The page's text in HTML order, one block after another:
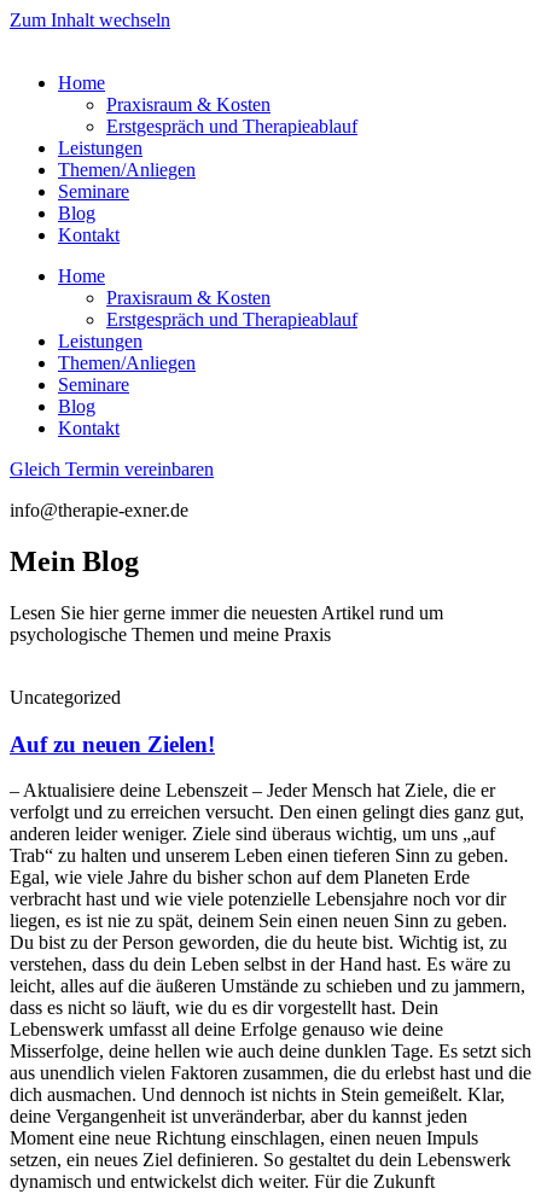
Zum Inhalt wechseln
Home
Praxisraum & Kosten
Erstgespräch und Therapieablauf
Leistungen
Themen/Anliegen
Seminare
Blog
Kontakt
Home
Praxisraum & Kosten
Erstgespräch und Therapieablauf
Leistungen
Themen/Anliegen
Seminare
Blog
Kontakt
Gleich Termin vereinbaren
info@therapie-exner.de
Mein Blog
Lesen Sie hier gerne immer die neuesten Artikel rund um
psychologische Themen und meine Praxis
Uncategorized
Auf zu neuen Zielen!
– Aktualisiere deine Lebenszeit – Jeder Mensch hat Ziele, die er
verfolgt und zu erreichen versucht. Den einen gelingt dies ganz gut,
anderen leider weniger. Ziele sind überaus wichtig, um uns „auf
Trab“ zu halten und unserem Leben einen tieferen Sinn zu geben.
Egal, wie viele Jahre du bisher schon auf dem Planeten Erde
verbracht hast und wie viele potenzielle Lebensjahre noch vor dir
liegen, es ist nie zu spät, deinem Sein einen neuen Sinn zu geben.
Du bist zu der Person geworden, die du heute bist. Wichtig ist, zu
verstehen, dass du dein Leben selbst in der Hand hast. Es wäre zu
leicht, alles auf die äußeren Umstände zu schieben und zu jammern,
dass es nicht so läuft, wie du es dir vorgestellt hast. Dein
Lebenswerk umfasst all deine Erfolge genauso wie deine
Misserfolge, deine hellen wie auch deine dunklen Tage. Es setzt sich
aus unendlich vielen Faktoren zusammen, die du erlebst hast und die
dich ausmachen. Und dennoch ist nichts in Stein gemeißelt. Klar,
deine Vergangenheit ist unveränderbar, aber du kannst jeden
Moment eine neue Richtung einschlagen, einen neuen Impuls
setzen, ein neues Ziel definieren. So gestaltet du dein Lebenswerk
dynamisch und entwickelst dich weiter. Für die Zukunft